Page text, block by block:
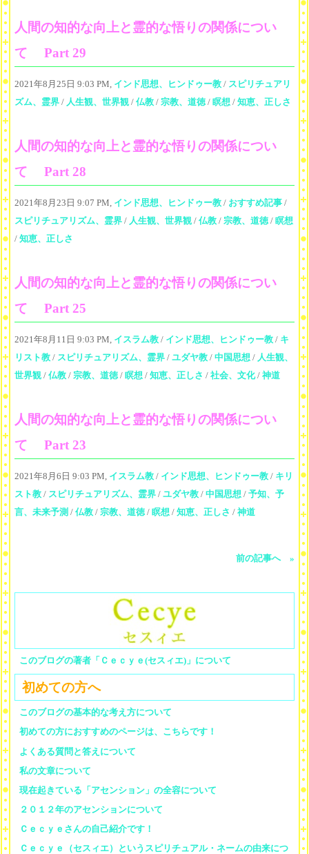
人間の知的な向上と霊的な悟りの関係につい
て Part 29
2021年8月25日 9:03 PM, インド思想、ヒンドゥー教 / スピリチュアリ
ズム、霊界 / 人生観、世界観 / 仏教 / 宗教、道徳/ 瞑想 / 知恵、正しさ
人間の知的な向上と霊的な悟りの関係につい
て Part 28
2021年8月23日 9:07 PM, インド思想、ヒンドゥー教 / おすすめ記事 /
スピリチュアリズム、霊界 / 人生観、世界観 / 仏教 / 宗教、道徳/ 瞑想
/ 知恵、正しさ
人間の知的な向上と霊的な悟りの関係につい
て Part 25
2021年8月11日 9:03 PM, イスラム教 / インド思想、ヒンドゥー教 / キ
リスト教 / スピリチュアリズム、霊界 / ユダヤ教 / 中国思想 / 人生観、
世界観 / 仏教 / 宗教、道徳/ 瞑想 / 知恵、正しさ / 社会、文化/ 神道
人間の知的な向上と霊的な悟りの関係につい
て Part 23
2021年8月6日 9:03 PM, イスラム教 / インド思想、ヒンドゥー教 / キリ
スト教 / スピリチュアリズム、霊界 / ユダヤ教 / 中国思想 / 予知、予
言、未来予測 / 仏教 / 宗教、道徳/ 瞑想 / 知恵、正しさ / 神道
前の記事へ »
このブログの著者「Ｃｅｃｙｅ(セスィエ)」について
初めての方へ
このブログの基本的な考え方について
初めての方におすすめのページは、こちらです！
よくある質問と答えについて
私の文章について
現在起きている「アセンション」の全容について
２０１２年のアセンションについて
Ｃｅｃｙｅさんの自己紹介です！
Ｃｅｃｙｅ（セスィエ）というスピリチュアル・ネームの由来につ